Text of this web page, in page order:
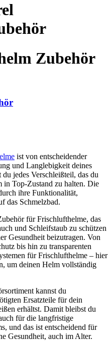
Zubehör
ist von entscheidender
und Langlebigkeit deines
jedes Verschleißteil, das du
in Top-Zustand zu halten. Die
ihre Funktionalität,
das Schmelzbad.
für Frischlufthelme, das
und Schleifstaub zu schützen
Gesundheit beizutragen. Von
bis hin zu transparenten
für Frischlufthelme – hier
um deinen Helm vollständig
kannst du
Ersatzteile für dein
erhältst. Damit bleibst du
für die langfristige
und das ist entscheidend für
Gesundheit, auch im Alter.